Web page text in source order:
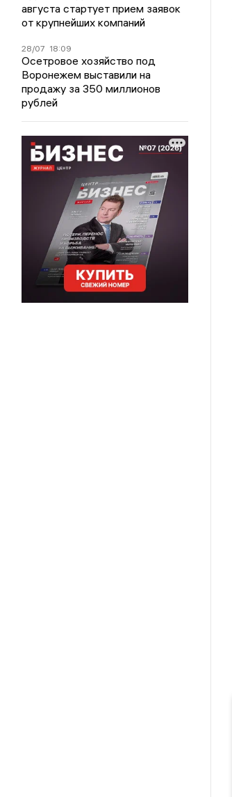
августа стартует прием заявок
от крупнейших компаний
28/07 18:09
Осетровое хозяйство под
Воронежем выставили на
продажу за 350 миллионов
рублей